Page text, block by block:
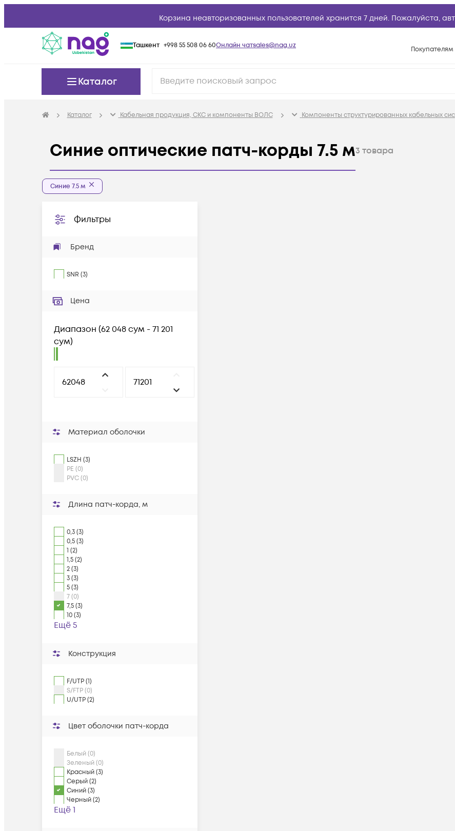
Корзина неавторизованных пользователей хранится 7 дней. Пожалуйста,
Ташкент +998 55 508 06 60Онлайн чатsales@nag.uz Покупателям
Вопросы и
Каталог
Каталог Кабельная продукция, СКС и компоненты ВОЛС Компоненты структурированных кабельных
Синие оптические патч-корды 7.5 м3 товара
Фильтры
Бренд
SNR (3)
Цена
Диапазон (62 048 сум - 71 201
сум)
Материал оболочки
LSZH (3)
PE (0)
PVC (0)
Длина патч-корда, м
0,3 (3)
0,5 (3)
1 (2)
1,5 (2)
2 (3)
3 (3)
5 (3)
7 (0)
7,5 (3)
10 (3)
Ещё 5
Конструкция
F/UTP (1)
S/FTP (0)
U/UTP (2)
Цвет оболочки патч-корда
Белый (0)
Зеленый (0)
Красный (3)
Серый (2)
Синий (3)
Черный (2)
Ещё 1
Синие 7.5 м